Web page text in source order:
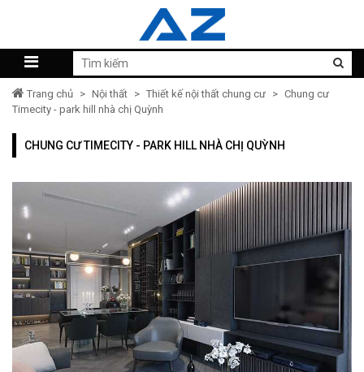
Trang chủ > Nội thất > Thiết kế nội thất chung cư > Chung cư
Timecity - park hill nhà chị Quỳnh
CHUNG CƯ TIMECITY - PARK HILL NHÀ CHỊ QUỲNH